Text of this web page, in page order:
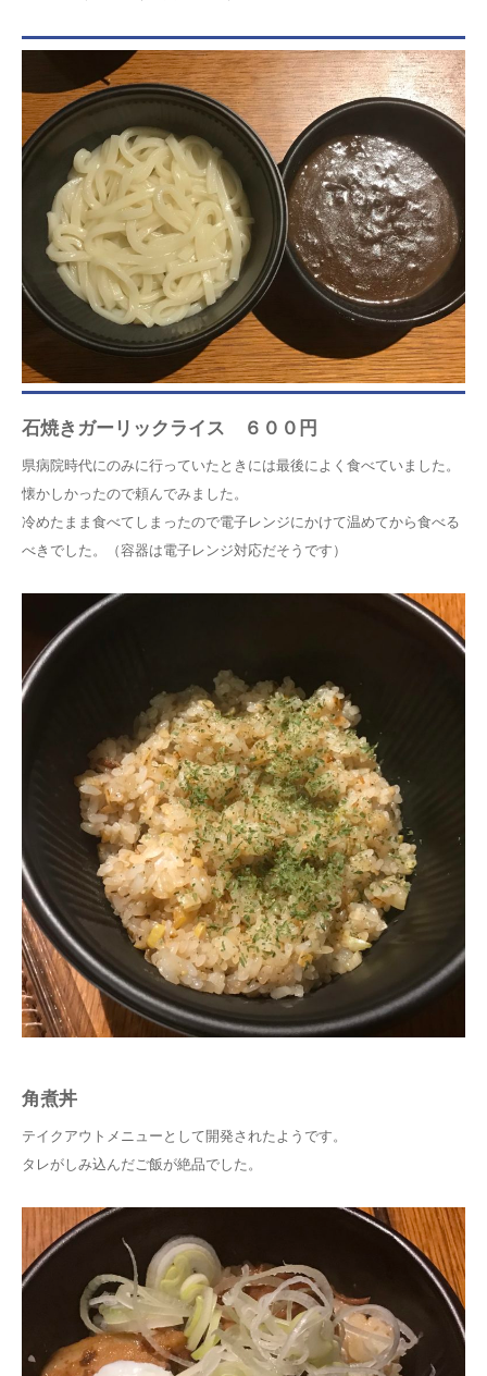
石焼きガーリックライス ６００円
県病院時代にのみに行っていたときには最後によく食べていました。
懐かしかったので頼んでみました。
冷めたまま食べてしまったので電子レンジにかけて温めてから食べる
べきでした。（容器は電子レンジ対応だそうです）
角煮丼
テイクアウトメニューとして開発されたようです。
タレがしみ込んだご飯が絶品でした。